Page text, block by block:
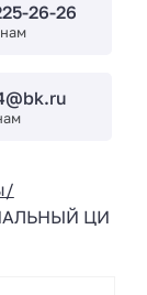
26-26
ЦИ